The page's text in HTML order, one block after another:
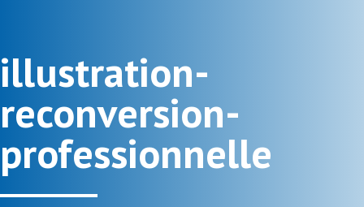
illustration-
reconversion-
professionnelle